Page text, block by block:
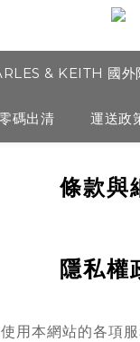
& KEITH 國外
碼出清 運送政
條款與
隱私權
用本網站的各項